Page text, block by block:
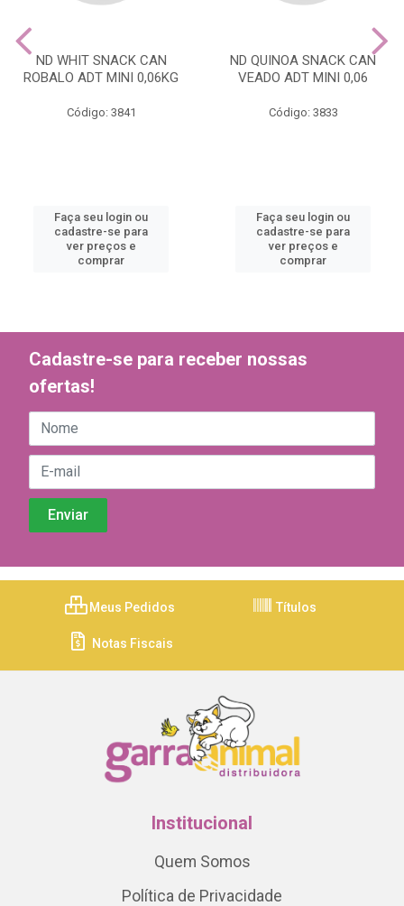
ND WHIT SNACK CAN
ROBALO ADT MINI 0,06KG
Código: 3841
Faça seu login ou
cadastre-se para
ver preços e
comprar
ND QUINOA SNACK CAN
VEADO ADT MINI 0,06
Código: 3833
Faça seu login ou
cadastre-se para
ver preços e
comprar
Cadastre-se para receber nossas
ofertas!
Meus Pedidos Títulos
Notas Fiscais
Institucional
Quem Somos
Política de Privacidade